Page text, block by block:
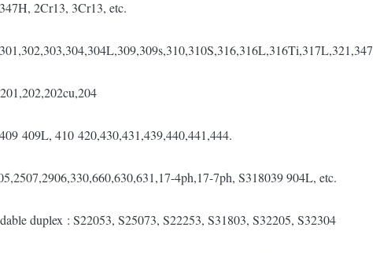
2Cr13, 3Cr13, etc.
409L, 410 420,430,431,439,440,441,444.
4ph,17-7ph, S318039 904L, etc.
duplex : S22053, S25073, S22253, S31803, S32205, S32304